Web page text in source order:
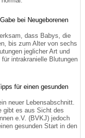
bei Neugeborenen
dass Babys, die
bis zum Alter von sechs
jeglicher Art und
intrakranielle Blutungen
für einen gesunden
neuer Lebensabschnitt.
gibt es aus Sicht des
e.V. (BVKJ) jedoch
gesunden Start in den